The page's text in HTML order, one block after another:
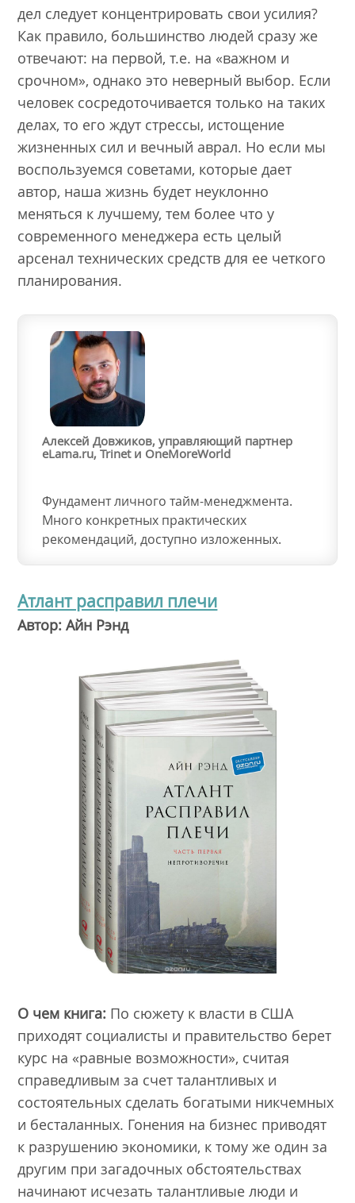
дел следует концентрировать свои усилия?
Как правило, большинство людей сразу же
отвечают: на первой, т.е. на «важном и
срочном», однако это неверный выбор. Если
человек сосредоточивается только на таких
делах, то его ждут стрессы, истощение
жизненных сил и вечный аврал. Но если мы
воспользуемся советами, которые дает
автор, наша жизнь будет неуклонно
меняться к лучшему, тем более что у
современного менеджера есть целый
арсенал технических средств для ее четкого
планирования.
Алексей Довжиков, управляющий партнер
eLama.ru, Trinet и OneMoreWorld
Фундамент личного тайм-менеджмента.
Много конкретных практических
рекомендаций, доступно изложенных.
Атлант расправил плечи
Автор: Айн Рэнд
О чем книга: По сюжету к власти в США
приходят социалисты и правительство берет
курс на «равные возможности», считая
справедливым за счет талантливых и
состоятельных сделать богатыми никчемных
и бесталанных. Гонения на бизнес приводят
к разрушению экономики, к тому же один за
другим при загадочных обстоятельствах
начинают исчезать талантливые люди и